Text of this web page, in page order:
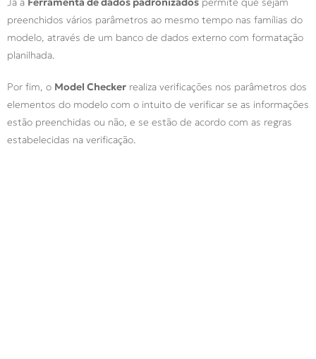
preenchidos vários parâmetros ao mesmo tempo nas famílias do
modelo, através de um banco de dados externo com formatação
planilhada.
Por fim, o Model Checker realiza verificações nos parâmetros dos
elementos do modelo com o intuito de verificar se as informações
estão preenchidas ou não, e se estão de acordo com as regras
estabelecidas na verificação.